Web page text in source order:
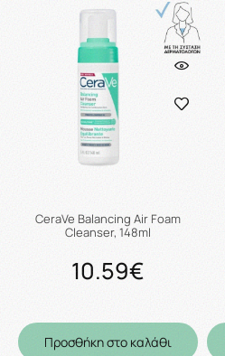
CeraVe Balancing Air Foam
Cleanser, 148ml
10.59€
Προσθήκη στο καλάθι